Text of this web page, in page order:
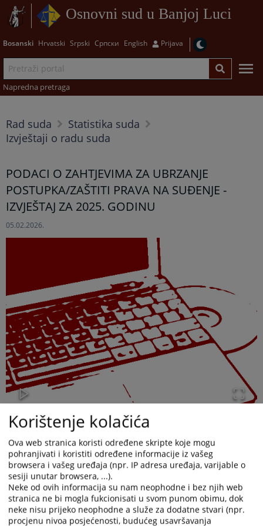
Osnovni sud u Banjoj Luci
Bosanski Hrvatski Srpski Српски English Prijava
Napredna pretraga
Rad suda
Statistika suda
Izvještaji o radu suda
PODACI O ZAHTJEVIMA ZA UBRZANJE
POSTUPKA/ZAŠTITI PRAVA NA SUĐENJE -
IZVJEŠTAJ ZA 2025. GODINU
05.02.2026.
Za period od 01.01.2025. – 31.12.2025. godine Osnovni sud u
Banjoj Luci zaprimio je ukupno 163 ZUP predmeta.
U navedenom periodu ukupno je riješeno 81 predmet, 11 zahtjeva
Korištenje kolačića
Ova web stranica koristi određene skripte koje mogu
pohranjivati i koristiti određene informacije iz vašeg
browsera i vašeg uređaja (npr. IP adresa uređaja, varijable o
sesiji unutar browsera, ...).
Neke od ovih informacija su nam neophodne i bez njih web
stranica ne bi mogla fukcionisati u svom punom obimu, dok
neke nisu prijeko neophodne a služe za dodatne stvari (npr.
procjenu nivoa posjećenosti, budućeg usavršavanja